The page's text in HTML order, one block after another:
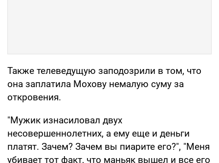
Также телеведущую заподозрили в том, что
она заплатила Мохову немалую суму за
откровения.
"Мужик изнасиловал двух
несовершеннолетних, а ему еще и деньги
платят. Зачем? Зачем вы пиарите его?", "Меня
убивает тот факт, что маньяк вышел и все его